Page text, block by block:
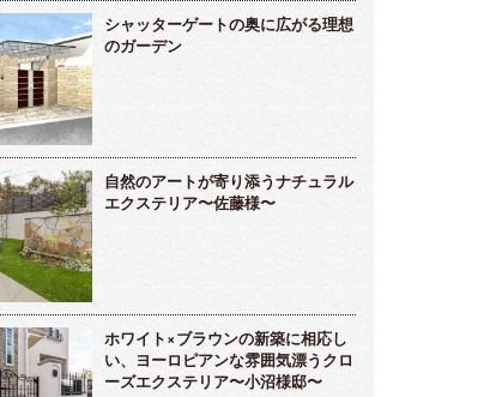
シャッターゲートの奥に広がる理想
のガーデン
自然のアートが寄り添うナチュラル
エクステリア〜佐藤様〜
ホワイト×ブラウンの新築に相応し
い、ヨーロピアンな雰囲気漂うクロ
ーズエクステリア〜小沼様邸〜